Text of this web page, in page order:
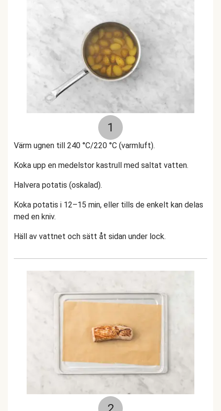
1
Värm ugnen till 240 °C/220 °C (varmluft).
Koka upp en medelstor kastrull med saltat vatten.
Halvera potatis (oskalad).
Koka potatis i 12–15 min, eller tills de enkelt kan delas
med en kniv.
Häll av vattnet och sätt åt sidan under lock.